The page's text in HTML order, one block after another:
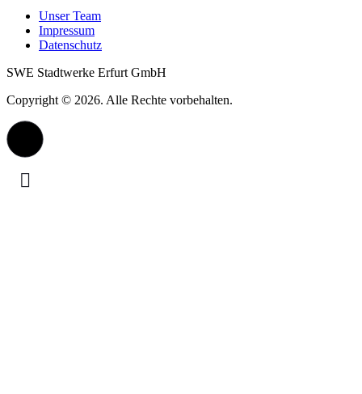
Unser Team
Impressum
Datenschutz
SWE Stadtwerke Erfurt GmbH
Copyright © 2026. Alle Rechte vorbehalten.